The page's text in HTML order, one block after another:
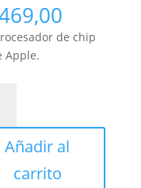
de chip
Apple.
Añadir al
carrito